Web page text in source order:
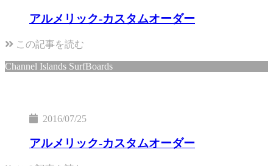
アルメリック-カスタムオーダー
この記事を読む
Channel Islands SurfBoards
2016/07/25
アルメリック-カスタムオーダー